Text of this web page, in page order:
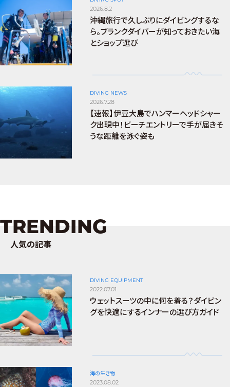
2026.8.2
沖縄旅行で久しぶりにダイビングするな
ら。ブランクダイバーが知っておきたい海
とショップ選び
DIVING NEWS
2026.7.28
【速報】伊豆大島でハンマーヘッドシャー
ク出現中！ビーチエントリーで手が届きそ
うな距離を泳ぐ姿も
TRENDING
人気の記事
DIVING EQUIPMENT
2022.07.01
ウェットスーツの中に何を着る？ダイビン
グを快適にするインナーの選び方ガイド
海の生き物
2023.08.02